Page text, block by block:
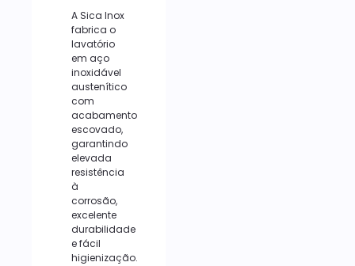
A Sica Inox
fabrica o
lavatório
em aço
inoxidável
austenítico
com
acabamento
escovado,
garantindo
elevada
resistência
à
corrosão,
excelente
durabilidade
e fácil
higienização.